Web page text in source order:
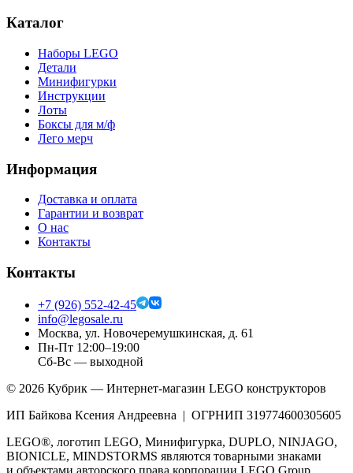
Каталог
Наборы LEGO
Детали
Минифигурки
Инструкции
Лоты
Боксы для м/ф
Лего мерч
Информация
Доставка и оплата
Гарантии и возврат
О нас
Контакты
Контакты
+7 (926) 552-42-45
info@legosale.ru
Москва, ул. Новочеремушкинская, д. 61
Пн-Пт 12:00–19:00
Сб-Вс — выходной
© 2026 Кубрик — Интернет-магазин LEGO конструкторов
ИП Байкова Ксения Андреевна | ОГРНИП 319774600305605
LEGO®, логотип LEGO, Минифигурка, DUPLO, NINJAGO,
BIONICLE, MINDSTORMS являются товарными знаками
и объектами авторского права корпорации LEGO Group.